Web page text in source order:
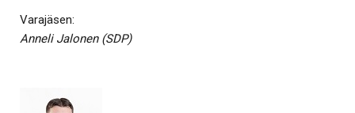
Varajäsen:
Anneli Jalonen (SDP)